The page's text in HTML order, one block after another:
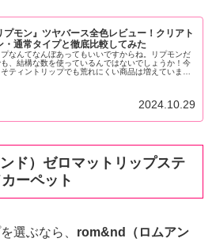
プモン』ツヤバース全色レビュー！クリアト
・通常タイプと徹底比較してみた
プなんてなんぼあってもいいですからね。リプモンだ
、結構な数を使っているんではないでしょうか！今
ティントリップでも荒れにくい商品は増えています
2024.10.29
ド）ゼロマットリップステ
ーペット
選ぶなら、 rom&nd（ロムアン